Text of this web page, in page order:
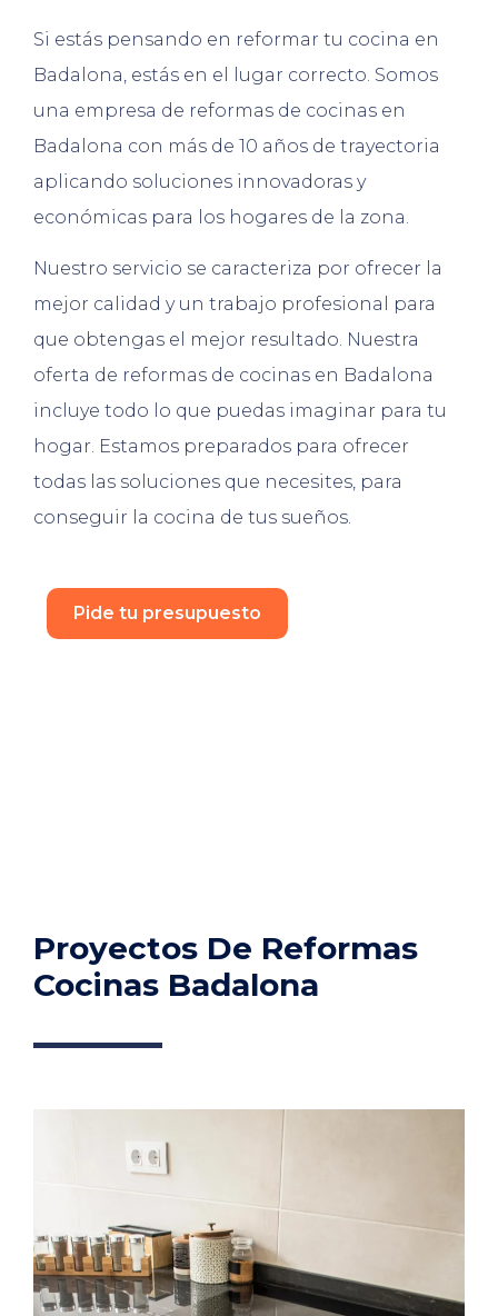
Si estás pensando en reformar tu cocina en
Badalona, estás en el lugar correcto. Somos
una empresa de reformas de cocinas en
Badalona con más de 10 años de trayectoria
aplicando soluciones innovadoras y
económicas para los hogares de la zona.
Nuestro servicio se caracteriza por ofrecer la
mejor calidad y un trabajo profesional para
que obtengas el mejor resultado. Nuestra
oferta de reformas de cocinas en Badalona
incluye todo lo que puedas imaginar para tu
hogar. Estamos preparados para ofrecer
todas las soluciones que necesites, para
conseguir la cocina de tus sueños.
Pide tu presupuesto
Proyectos De Reformas
Cocinas Badalona